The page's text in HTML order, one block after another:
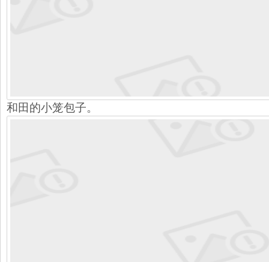
和田的小笼包子。